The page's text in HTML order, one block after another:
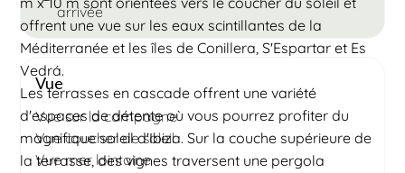
offrent une vue sur les eaux scintillantes de la
Méditerranée et les îles de Conillera, S'Espartar et Es
Vedrá.
Les terrasses en cascade offrent une variété
d'espaces de détente où vous pourrez profiter du
magnifique soleil d'Ibiza. Sur la couche supérieure de
la terrasse, des vignes traversent une pergola
arrivée
Vue
Vue sur la campagne
Vue coucher de soleil
Vue mer lointaine